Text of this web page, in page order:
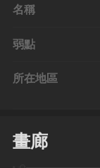
名稱
弱點
所在地區
畫廊